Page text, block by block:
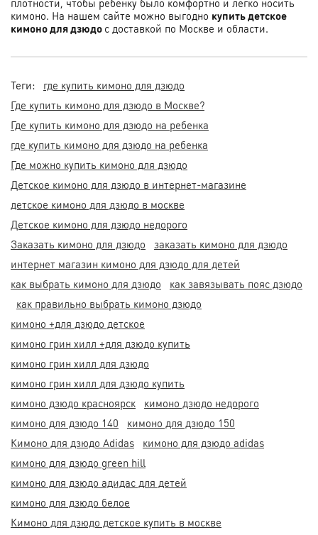
кимоно. На нашем сайте можно выгодно купить детское
кимоно для дзюдо с доставкой по Москве и области.
Теги:
где купить кимоно для дзюдо
Где купить кимоно для дзюдо в Москве?
Где купить кимоно для дзюдо на ребенка
где купить кимоно для дзюдо на ребенка
Где можно купить кимоно для дзюдо
Детское кимоно для дзюдо в интернет-магазине
детское кимоно для дзюдо в москве
Детское кимоно для дзюдо недорого
Заказать кимоно для дзюдо
заказать кимоно для дзюдо
интернет магазин кимоно для дзюдо для детей
как выбрать кимоно для дзюдо
как завязывать пояс дзюдо
как правильно выбрать кимоно дзюдо
кимоно +для дзюдо детское
кимоно грин хилл +для дзюдо купить
кимоно грин хилл для дзюдо
кимоно грин хилл для дзюдо купить
кимоно дзюдо красноярск
кимоно дзюдо недорого
кимоно для дзюдо 140
кимоно для дзюдо 150
Кимоно для дзюдо Adidas
кимоно для дзюдо adidas
кимоно для дзюдо green hill
кимоно для дзюдо адидас для детей
кимоно для дзюдо белое
Кимоно для дзюдо детское купить в москве